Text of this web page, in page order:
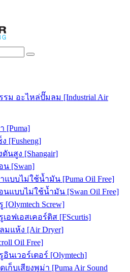
ม อะไหล่ปั๊มลม [Industrial Air
[Puma]
[Fusheng]
นสูง [Shangair]
[Swan]
บบไม่ใช้น้ำมัน [Puma Oil Free]
แบบไม่ใช้น้ำมัน [Swan Oil Free]
Screw]
อฟเอสเคอร์ติส [FScurtis]
มแห้ง [Air Dryer]
Oil Free]
นเวอร์เตอร์ [Olymtech]
ก็บเสียงพูม่า [Puma Air Sound